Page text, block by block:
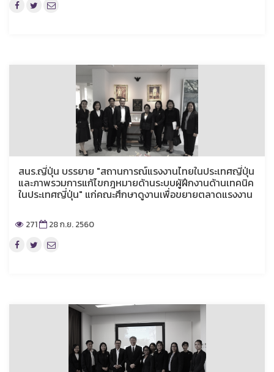
สนร.ญี่ปุ่น บรรยาย "สถานการณ์แรงงานไทยในประเทศญี่ปุ่น
และภาพรวมการแก้ไขกฎหมายด้านระบบผู้ฝึกงานด้านเทคนิค
ในประเทศญี่ปุ่น" แก่คณะศึกษาดูงานเพื่อขยายตลาดแรงงาน
271 28 ก.ย. 2560